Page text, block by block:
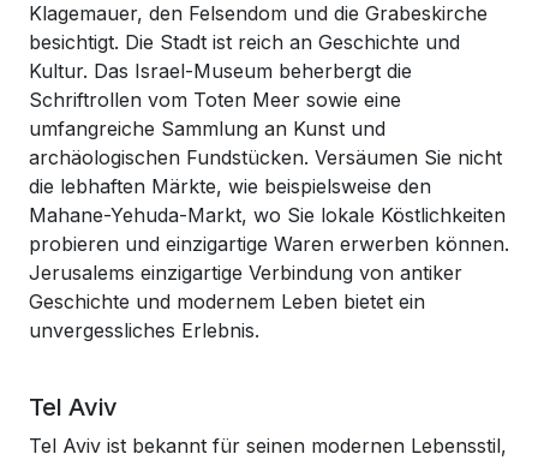
Klagemauer, den Felsendom und die Grabeskirche
besichtigt. Die Stadt ist reich an Geschichte und
Kultur. Das Israel-Museum beherbergt die
Schriftrollen vom Toten Meer sowie eine
umfangreiche Sammlung an Kunst und
archäologischen Fundstücken. Versäumen Sie nicht
die lebhaften Märkte, wie beispielsweise den
Mahane-Yehuda-Markt, wo Sie lokale Köstlichkeiten
probieren und einzigartige Waren erwerben können.
Jerusalems einzigartige Verbindung von antiker
Geschichte und modernem Leben bietet ein
unvergessliches Erlebnis.
Tel Aviv
Tel Aviv ist bekannt für seinen modernen Lebensstil,